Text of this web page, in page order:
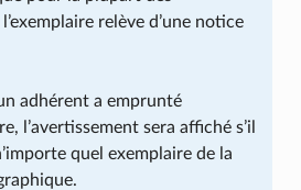
relève d’une notice
adhérent a emprunté
l’avertissement sera affiché s’il
quel exemplaire de la